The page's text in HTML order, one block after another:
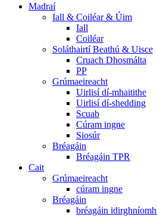
Madraí
Iall & Coiléar & Úim
Iall
Coiléar
Soláthairtí Beathú & Uisce
Cruach Dhosmálta
PP
Grúmaeireacht
Uirlisí dí-mhaitithe
Uirlisí dí-shedding
Scuab
Cúram ingne
Siosúr
Bréagáin
Bréagáin TPR
Cait
Grúmaeireacht
cúram ingne
Bréagáin
bréagáin